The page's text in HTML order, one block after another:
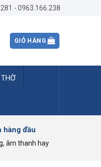
- 0963.166.238
GIỎ HÀNG
hàng đầu
âm thanh hay